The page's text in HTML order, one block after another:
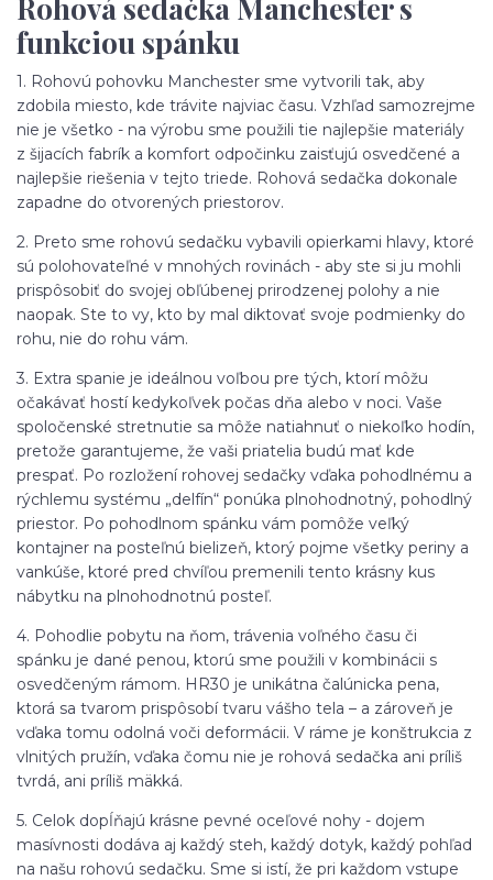
Rohová sedačka Manchester s
funkciou spánku
1. Rohovú pohovku Manchester sme vytvorili tak, aby
zdobila miesto, kde trávite najviac času. Vzhľad samozrejme
nie je všetko - na výrobu sme použili tie najlepšie materiály
z šijacích fabrík a komfort odpočinku zaisťujú osvedčené a
najlepšie riešenia v tejto triede. Rohová sedačka dokonale
zapadne do otvorených priestorov.
2. Preto sme rohovú sedačku vybavili opierkami hlavy, ktoré
sú polohovateľné v mnohých rovinách - aby ste si ju mohli
prispôsobiť do svojej obľúbenej prirodzenej polohy a nie
naopak. Ste to vy, kto by mal diktovať svoje podmienky do
rohu, nie do rohu vám.
3. Extra spanie je ideálnou voľbou pre tých, ktorí môžu
očakávať hostí kedykoľvek počas dňa alebo v noci. Vaše
spoločenské stretnutie sa môže natiahnuť o niekoľko hodín,
pretože garantujeme, že vaši priatelia budú mať kde
prespať. Po rozložení rohovej sedačky vďaka pohodlnému a
rýchlemu systému „delfín“ ponúka plnohodnotný, pohodlný
priestor. Po pohodlnom spánku vám pomôže veľký
kontajner na posteľnú bielizeň, ktorý pojme všetky periny a
vankúše, ktoré pred chvíľou premenili tento krásny kus
nábytku na plnohodnotnú posteľ.
4. Pohodlie pobytu na ňom, trávenia voľného času či
spánku je dané penou, ktorú sme použili v kombinácii s
osvedčeným rámom. HR30 je unikátna čalúnicka pena,
ktorá sa tvarom prispôsobí tvaru vášho tela – a zároveň je
vďaka tomu odolná voči deformácii. V ráme je konštrukcia z
vlnitých pružín, vďaka čomu nie je rohová sedačka ani príliš
tvrdá, ani príliš mäkká.
5. Celok dopĺňajú krásne pevné oceľové nohy - dojem
masívnosti dodáva aj každý steh, každý dotyk, každý pohľad
na našu rohovú sedačku. Sme si istí, že pri každom vstupe